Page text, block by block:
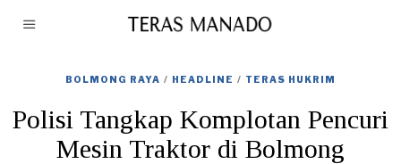
BOLMONG RAYA / HEADLINE / TERAS HUKRIM
Polisi Tangkap Komplotan Pencuri
Mesin Traktor di Bolmong